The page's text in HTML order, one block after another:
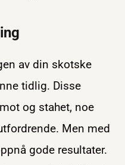
av din skotske
tidlig. Disse
og stahet, noe
Men med
gode resultater.